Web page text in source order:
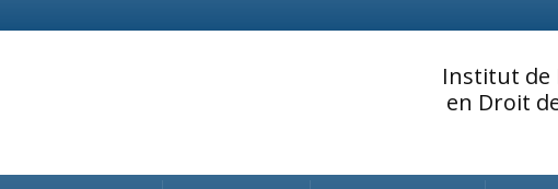
Institut de
en Droit